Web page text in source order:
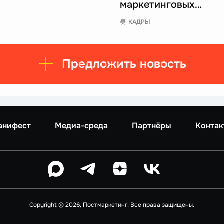
маркетинговых…
КАДРЫ
Предложить новость
Медиа-среда Партнёры
Copyright © 2026, Постмаркетинг. Все права защищены.